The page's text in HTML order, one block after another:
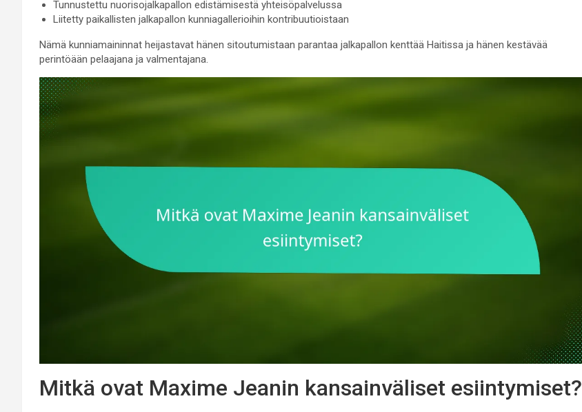
Tunnustettu nuorisojalkapallon edistämisestä yhteisöpalvelussa
Liitetty paikallisten jalkapallon kunniagallerioihin kontribuutioistaan
Nämä kunniamaininnat heijastavat hänen sitoutumistaan parantaa jalkapallon kenttää Haitissa ja hänen kestävää
perintöään pelaajana ja valmentajana.
Mitkä ovat Maxime Jeanin kansainväliset esiintymiset?